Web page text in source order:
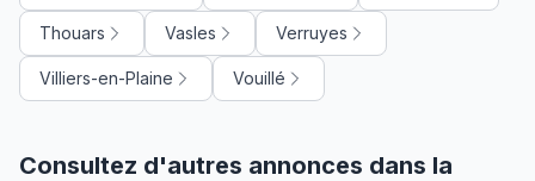
Thouars Vasles Verruyes
Villiers-en-Plaine Vouillé
Consultez d'autres annonces dans la